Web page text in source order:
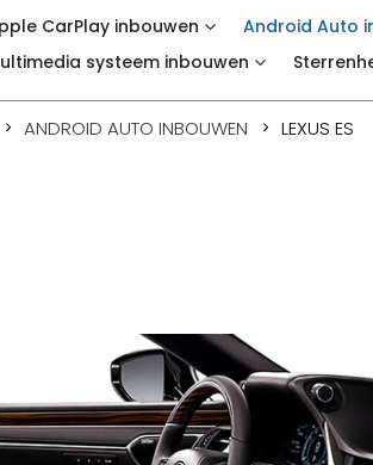
CarPlay inbouwen Android Auto
systeem inbouwen
ANDROID AUTO INBOUWEN LEXUS ES